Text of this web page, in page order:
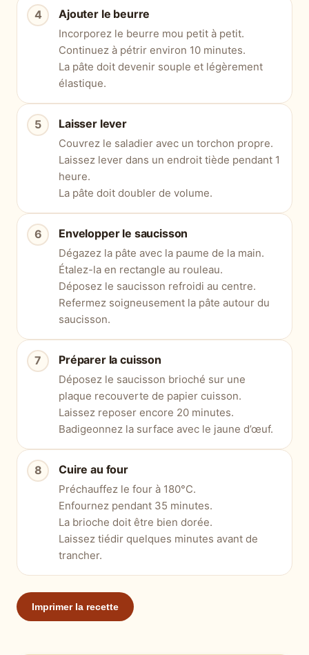
Ajouter le beurre
Incorporez le beurre mou petit à petit.
Continuez à pétrir environ 10 minutes.
La pâte doit devenir souple et légèrement
élastique.
Laisser lever
Couvrez le saladier avec un torchon propre.
Laissez lever dans un endroit tiède pendant 1
heure.
La pâte doit doubler de volume.
Envelopper le saucisson
Dégazez la pâte avec la paume de la main.
Étalez-la en rectangle au rouleau.
Déposez le saucisson refroidi au centre.
Refermez soigneusement la pâte autour du
saucisson.
Préparer la cuisson
Déposez le saucisson brioché sur une
plaque recouverte de papier cuisson.
Laissez reposer encore 20 minutes.
Badigeonnez la surface avec le jaune d’œuf.
Cuire au four
Préchauffez le four à 180°C.
Enfournez pendant 35 minutes.
La brioche doit être bien dorée.
Laissez tiédir quelques minutes avant de
trancher.
Imprimer la recette